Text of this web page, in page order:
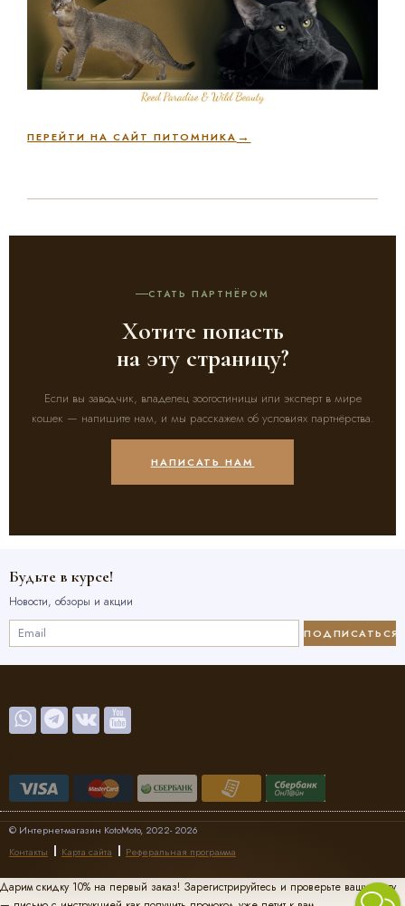
ПЕРЕЙТИ НА САЙТ ПИТОМНИКА
СТАТЬ ПАРТНЁРОМ
Хотите попасть
на эту страницу?
Если вы заводчик, владелец зоогостиницы или эксперт в мире
кошек — напишите нам, и мы расскажем об условиях партнёрства.
НАПИСАТЬ НАМ
Будьте в курсе!
Новости, обзоры и акции
ПОДПИСАТЬСЯ
© Интернет-магазин KotoMoto, 2022- 2026
Контакты
Карта сайта Реферальная программа
Дарим скидку 10% на первый заказ! Зарегистрируйтесь и проверьте вашу почту